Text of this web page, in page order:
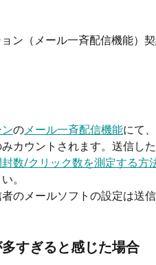
ン（メール一斉配信機能）
のメール一斉配信機能にて
カウントされます。送信し
封数/クリック数を測定する方
。
のメールソフトの設定は送
すぎると感じた場合